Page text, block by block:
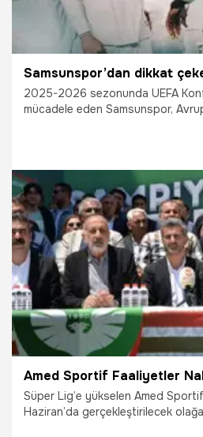
2025-2026 sezonunda UEFA
mücadele eden Samsunspor,
28.05.2026 Samsun
Süper Lig’e yükselen Amed
Haziran’da gerçekleştirilecek